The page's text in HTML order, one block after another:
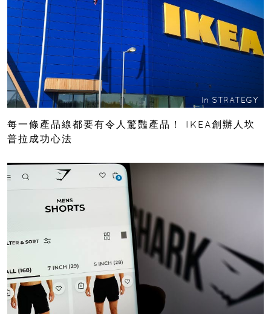
In STRATEGY
每一條產品線都要有令人驚豔產品！ IKEA創辦人坎
普拉成功心法